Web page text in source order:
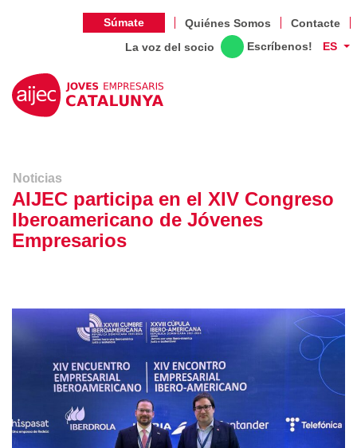
Súmate Quiénes Somos
Contacte
La voz del socio
Escríbenos! ES
Noticias
AIJEC participa en el XIV Congreso
Iberoamericano de Jóvenes
Empresarios